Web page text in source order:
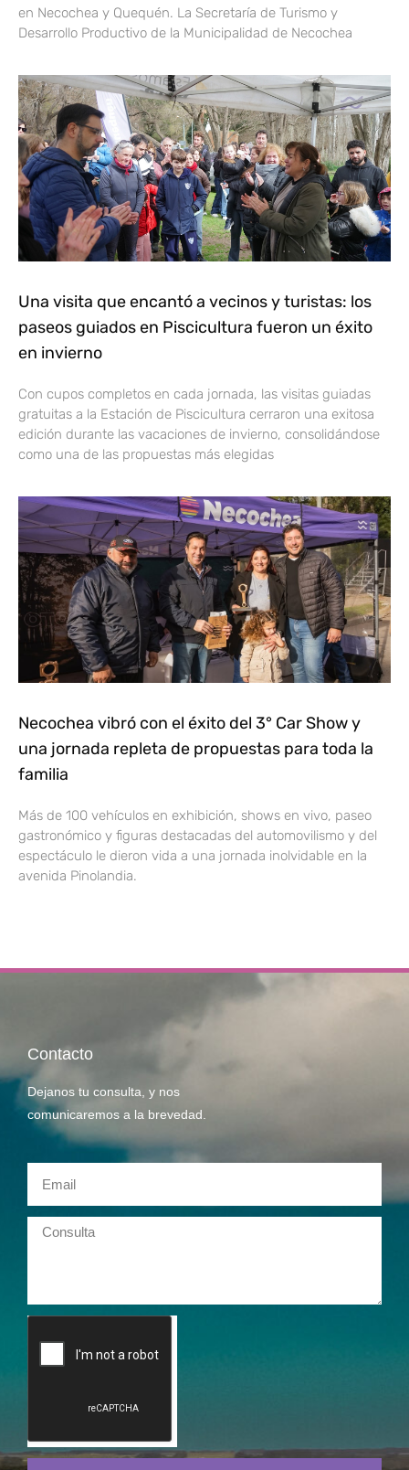
en Necochea y Quequén. La Secretaría de Turismo y
Desarrollo Productivo de la Municipalidad de Necochea
Una visita que encantó a vecinos y turistas: los
paseos guiados en Piscicultura fueron un éxito
en invierno
Con cupos completos en cada jornada, las visitas guiadas
gratuitas a la Estación de Piscicultura cerraron una exitosa
edición durante las vacaciones de invierno, consolidándose
como una de las propuestas más elegidas
Necochea vibró con el éxito del 3° Car Show y
una jornada repleta de propuestas para toda la
familia
Más de 100 vehículos en exhibición, shows en vivo, paseo
gastronómico y figuras destacadas del automovilismo y del
espectáculo le dieron vida a una jornada inolvidable en la
avenida Pinolandia.
Contacto
Dejanos tu consulta, y nos
comunicaremos a la brevedad.